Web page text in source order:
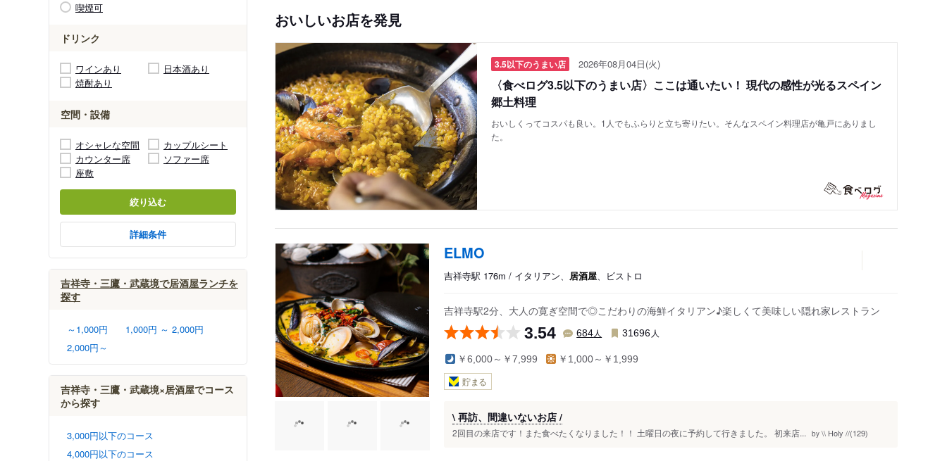
喫煙可
ドリンク
ワインあり
日本酒あり
焼酎あり
空間・設備
オシャレな空間
カップルシート
カウンター席
ソファー席
座敷
絞り込む
詳細条件
吉祥寺・三鷹・武蔵境で居酒屋ランチを
探す
～1,000円
1,000円 ～ 2,000円
2,000円～
吉祥寺・三鷹・武蔵境×居酒屋でコース
から探す
3,000円以下のコース
4,000円以下のコース
おいしいお店を発見
3.5以下のうまい店 2026年08月04日(火)
〈食べログ3.5以下のうまい店〉ここは通いたい！ 現代の感性が光るスペイン
郷土料理
おいしくってコスパも良い。1人でもふらりと立ち寄りたい。そんなスペイン料理店が亀戸にありまし
た。
ELMO
吉祥寺駅 176m / イタリアン、 居酒屋、ビストロ
吉祥寺駅2分、大人の寛ぎ空間で◎こだわりの海鮮イタリアン♪楽しくて美味しい隠れ家レストラン
3.54 684人 31696 人
￥6,000～￥7,999 ￥1,000～￥1,999
貯まる
\ 再訪、間違いないお店 /
2回目の来店です！また食べたくなりました！！ 土曜日の夜に予約して行きました。 初来店... by \\ Holy //(129)